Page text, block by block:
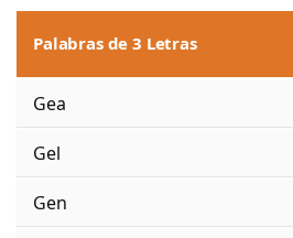
Palabras de 3 Letras
Gea
Gel
Gen